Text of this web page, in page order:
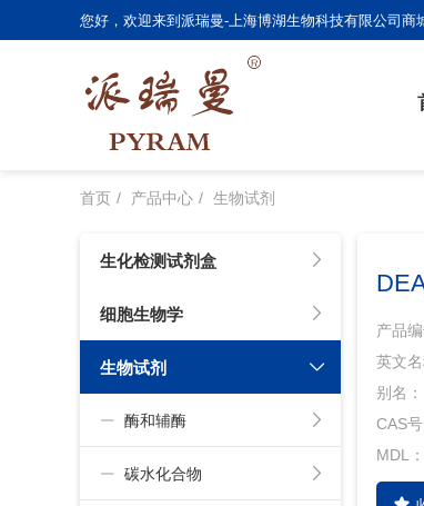
您好，欢迎来到派瑞曼-上海博湖生物科技有限公司商
首页 产品中心 生物试剂
生化检测试剂盒
细胞生物学
生物试剂
酶和辅酶
碳水化合物
产品编
英文名
别名：
CAS号
MDL：